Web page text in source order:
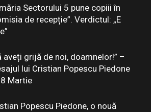
Sectorului 5 pune copiii în
de recepție”. Verdictul: „E
aveți grijă de noi, doamnelor!” –
lui Cristian Popescu Piedone
Martie
Popescu Piedone, o nouă